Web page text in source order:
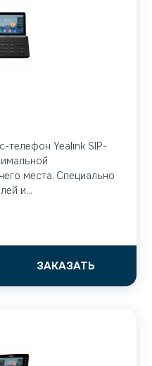
телефон Yealink SIP-
места. Специально
и...
ЗАКАЗАТЬ